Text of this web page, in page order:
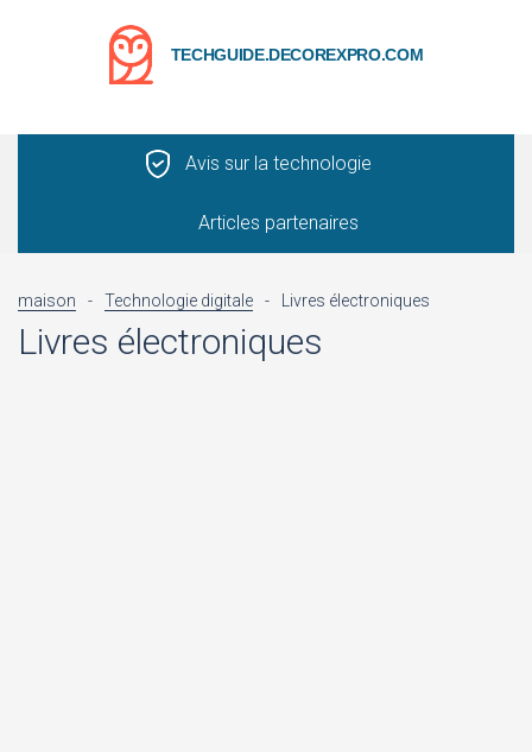
TECHGUIDE.DECOREXPRO.COM
Avis sur la technologie
Articles partenaires
maison - Technologie digitale - Livres électroniques
Livres électroniques